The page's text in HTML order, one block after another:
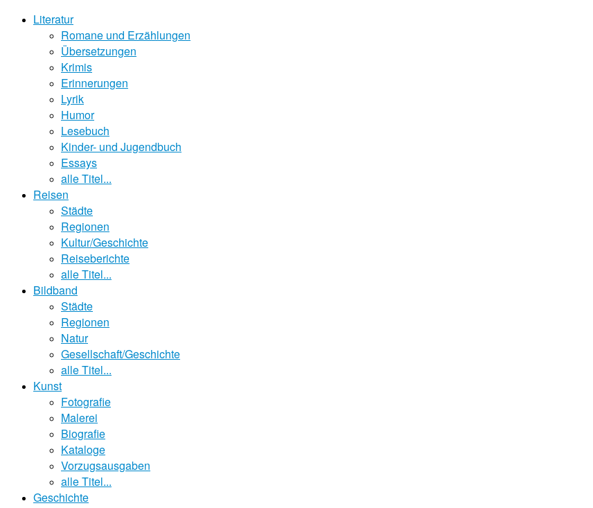
Literatur
Romane und Erzählungen
Übersetzungen
Krimis
Erinnerungen
Lyrik
Humor
Lesebuch
Kinder- und Jugendbuch
Essays
alle Titel...
Reisen
Städte
Regionen
Kultur/Geschichte
Reiseberichte
alle Titel...
Bildband
Städte
Regionen
Natur
Gesellschaft/Geschichte
alle Titel...
Kunst
Fotografie
Malerei
Biografie
Kataloge
Vorzugsausgaben
alle Titel...
Geschichte